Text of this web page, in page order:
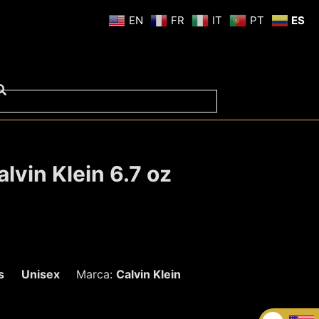
Klein 6.7 oz
Unisex Marca: Calvin Klein
EN FR IT PT ES